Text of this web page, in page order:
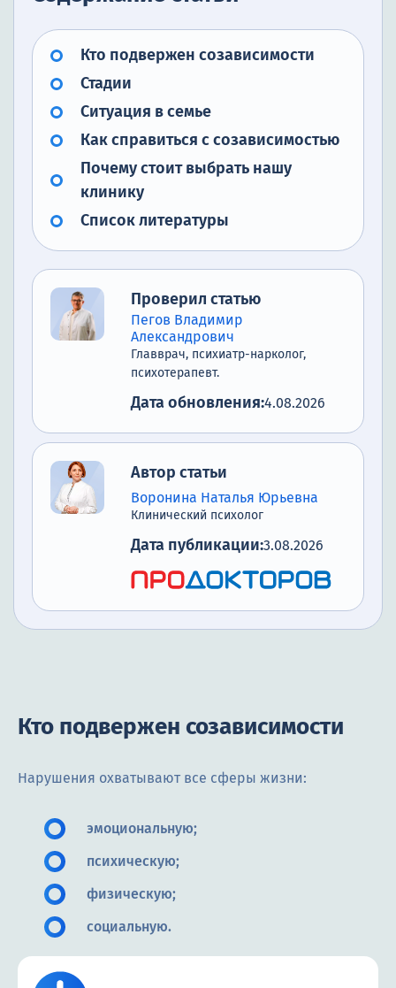
Кто подвержен созависимости
Стадии
Ситуация в семье
Как справиться с созависимостью
Почему стоит выбрать нашу
клинику
Список литературы
Проверил статью
Пегов Владимир
Александрович
Главврач, психиатр-нарколог,
психотерапевт.
Дата обновления:4.08.2026
Автор статьи
Воронина Наталья Юрьевна
Клинический психолог
Дата публикации:3.08.2026
Кто подвержен созависимости
Нарушения охватывают все сферы жизни:
эмоциональную;
психическую;
физическую;
социальную.